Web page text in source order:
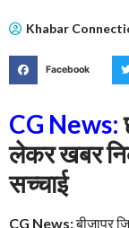
Khabar
Facebook
CG News:
लेकर खबर
सच्चाई
CG News:बीजापुर